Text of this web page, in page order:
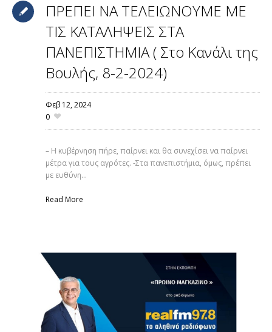
ΠΡΕΠΕΙ ΝΑ ΤΕΛΕΙΩΝΟΥΜΕ ΜΕ
ΤΙΣ ΚΑΤΑΛΗΨΕΙΣ ΣΤΑ
ΠΑΝΕΠΙΣΤΗΜΙΑ ( Στο Κανάλι της
Βουλής, 8-2-2024)
Φεβ 12,2024
0
– Η κυβέρνηση πήρε, παίρνει και θα συνεχίσει να παίρνει
μέτρα για τους αγρότες. -Στα πανεπιστήμια, όμως, πρέπει
με ευθύνη...
Read More